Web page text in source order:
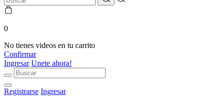
0
No tienes videos en tu carrito
Confirmar
Ingresar Unete ahora!
Registrarse Ingresar